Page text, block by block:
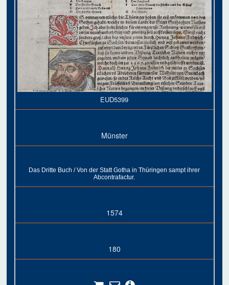
EUD5399
Münster
Das Dritte Buch / Von der Statt Gotha in Thüringen sampt ihrer
Abcontrafactur.
1574
180